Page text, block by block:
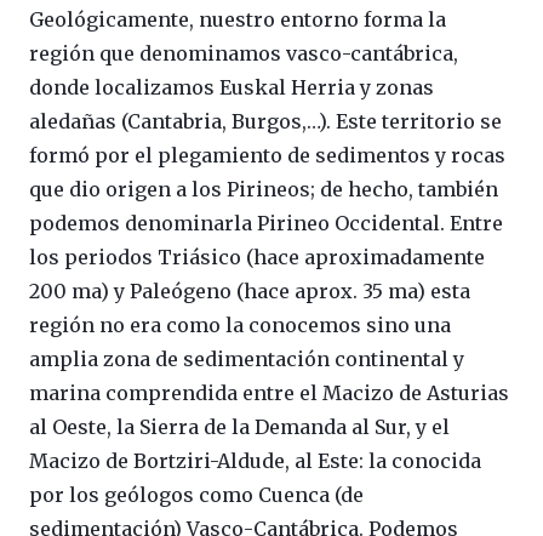
Geológicamente, nuestro entorno forma la
región que denominamos vasco-cantábrica,
donde localizamos Euskal Herria y zonas
aledañas (Cantabria, Burgos,…). Este territorio se
formó por el plegamiento de sedimentos y rocas
que dio origen a los Pirineos; de hecho, también
podemos denominarla Pirineo Occidental. Entre
los periodos Triásico (hace aproximadamente
200 ma) y Paleógeno (hace aprox. 35 ma) esta
región no era como la conocemos sino una
amplia zona de sedimentación continental y
marina comprendida entre el Macizo de Asturias
al Oeste, la Sierra de la Demanda al Sur, y el
Macizo de Bortziri-Aldude, al Este: la conocida
por los geólogos como Cuenca (de
sedimentación) Vasco-Cantábrica. Podemos